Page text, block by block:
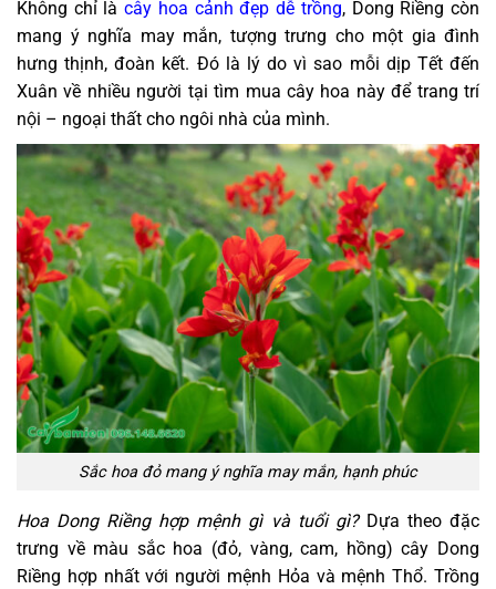
Không chỉ làcây hoa cảnh đẹp dễ trồng, Dong Riềng còn
mang ý nghĩa may mắn, tượng trưng cho một gia đình
hưng thịnh, đoàn kết. Đó là lý do vì sao mỗi dịp Tết đến
Xuân về nhiều người tại tìm mua cây hoa này để trang trí
nội – ngoại thất cho ngôi nhà của mình.
Sắc hoa đỏ mang ý nghĩa may mắn, hạnh phúc
Hoa Dong Riềng hợp mệnh gì và tuổi gì?Dựa theo đặc
trưng về màu sắc hoa (đỏ, vàng, cam, hồng) cây Dong
Riềng hợp nhất với người mệnh Hỏa và mệnh Thổ. Trồng